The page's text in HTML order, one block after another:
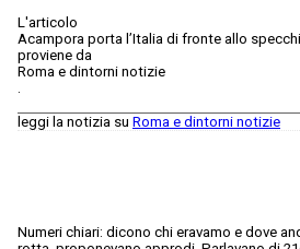
L'articolo
Acampora porta l’Italia di fronte allo
proviene da
Roma e dintorni notizie
.
leggi la notizia su Roma e dintorni notizie
Numeri chiari: dicono chi eravamo e dove